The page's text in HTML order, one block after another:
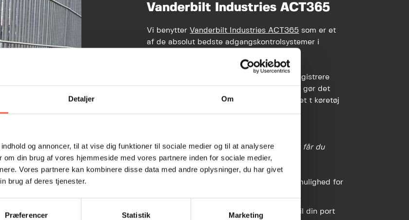
Detaljer Om
og annoncer, til at vise dig funktioner til sociale medier og til at analysere
din brug af vores hjemmeside med vores partnere inden for sociale medier,
Vores partnere kan kombinere disse data med andre oplysninger, du har givet
brug af deres tjenester.
Præferencer Statistik Marketing
Vanderbilt Industries ACT365
Vi benytter Vanderbilt Industries ACT365 som er et
af de absolut bedste adgangskontrolsystemer i
Vores netværkskameraer genkender og registrere
køretøjer baseret på nummerplader. Dette gør det
nemt og enkelt at holde øje med, hvornår et t køretøj
er kørt ind på dit område samt hvornår,
Med nummerpladegenkendelseskameraer får du
bl.a.:
Brugervenlig adgangskontrol med mulighed for
Hurtig og effektiv adgangskontrol til din port